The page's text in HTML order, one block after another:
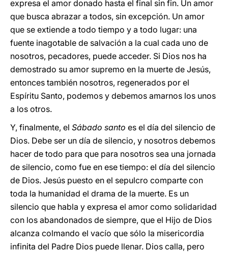
expresa el amor donado hasta el final sin fin. Un amor
que busca abrazar a todos, sin excepción. Un amor
que se extiende a todo tiempo y a todo lugar: una
fuente inagotable de salvación a la cual cada uno de
nosotros, pecadores, puede acceder. Si Dios nos ha
demostrado su amor supremo en la muerte de Jesús,
entonces también nosotros, regenerados por el
Espíritu Santo, podemos y debemos amarnos los unos
a los otros.
Y, finalmente, el Sábado santo es el día del silencio de
Dios. Debe ser un día de silencio, y nosotros debemos
hacer de todo para que para nosotros sea una jornada
de silencio, como fue en ese tiempo: el día del silencio
de Dios. Jesús puesto en el sepulcro comparte con
toda la humanidad el drama de la muerte. Es un
silencio que habla y expresa el amor como solidaridad
con los abandonados de siempre, que el Hijo de Dios
alcanza colmando el vacío que sólo la misericordia
infinita del Padre Dios puede llenar. Dios calla, pero